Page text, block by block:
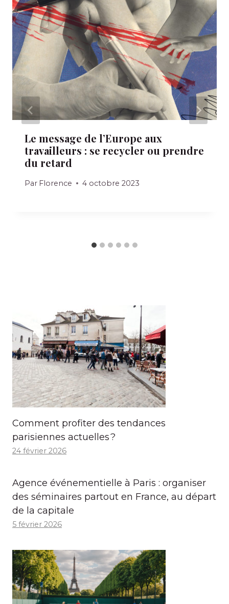
Le message de l’Europe aux
travailleurs : se recycler ou prendre
du retard
Par Florence 4 octobre 2023
Comment profiter des tendances
parisiennes actuelles ?
24 février 2026
Agence événementielle à Paris : organiser
des séminaires partout en France, au départ
de la capitale
5 février 2026